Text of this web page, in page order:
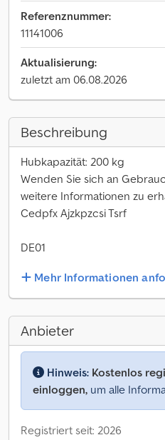
Referenznummer:
11141006
Aktualisierung:
zuletzt am 06.08.2026
Beschreibung
Hubkapazität: 200 kg
Wenden Sie sich an
weitere Informationen zu
Cedpfx Ajzkpzcsi Tsrf
DE01
Mehr Informationen
Anbieter
Hinweis: Kostenlos
einloggen, um alle
Registriert seit: 2026